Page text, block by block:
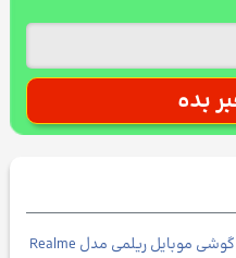
گوشی موبایل ریلمی مدل Realme